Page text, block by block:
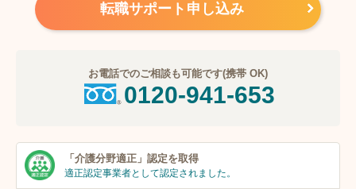
転職サポート申し込み
お電話でのご相談も可能です(携帯 OK)
0120-941-653
「介護分野適正」 認定を取得
適正認定事業者として認定されました。